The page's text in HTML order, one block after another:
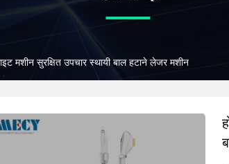
मशीन सुरक्षित उपचार स्थायी बाल हटाने लेजर मशीन